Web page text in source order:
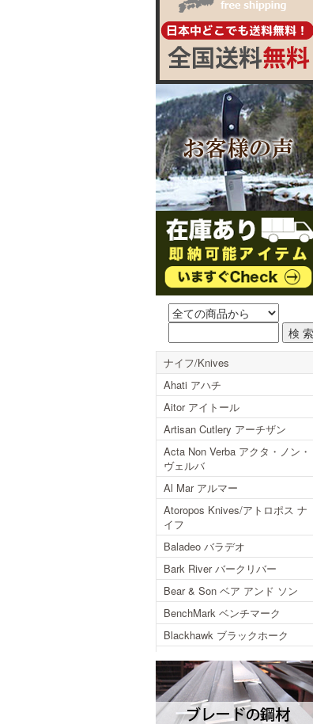
ナイフ/Knives
Ahati アハチ
Aitor アイトール
Artisan Cutlery アーチザン
Acta Non Verba アクタ・ノン・
ヴェルバ
Al Mar アルマー
Atoropos Knives/アトロポス ナ
イフ
Baladeo バラデオ
Bark River バークリバー
Bear & Son ベア アンド ソン
BenchMark ベンチマーク
Blackhawk ブラックホーク
Blackjack ブラックジャック
Blackjack International ブラック
ジャックインターナショナル
Brisa ブリサ